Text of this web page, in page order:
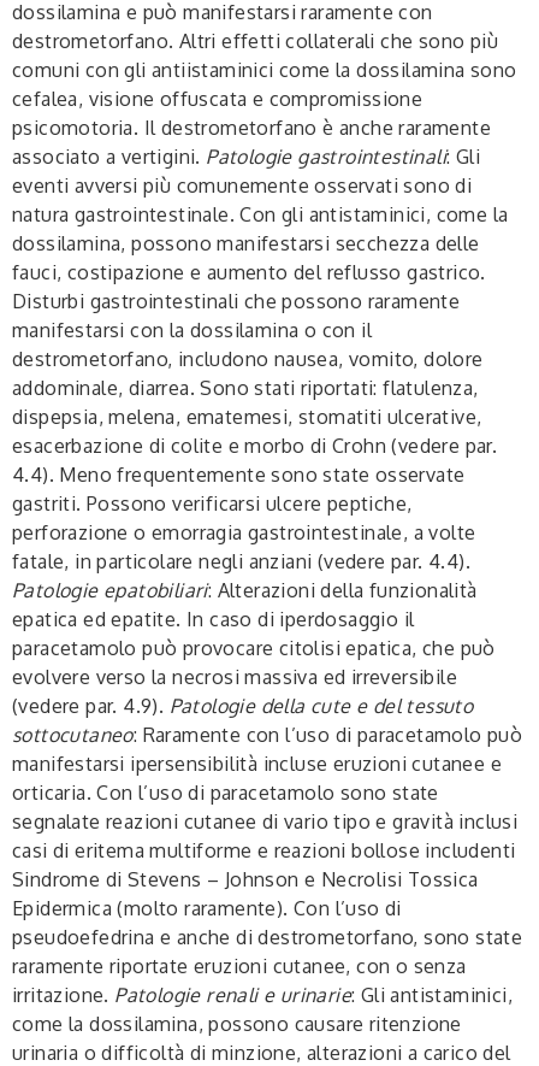
dossilamina e può manifestarsi raramente con
destrometorfano. Altri effetti collaterali che sono più
comuni con gli antiistaminici come la dossilamina sono
cefalea, visione offuscata e compromissione
psicomotoria. Il destrometorfano è anche raramente
associato a vertigini. Patologie gastrointestinali: Gli
eventi avversi più comunemente osservati sono di
natura gastrointestinale. Con gli antistaminici, come la
dossilamina, possono manifestarsi secchezza delle
fauci, costipazione e aumento del reflusso gastrico.
Disturbi gastrointestinali che possono raramente
manifestarsi con la dossilamina o con il
destrometorfano, includono nausea, vomito, dolore
addominale, diarrea. Sono stati riportati: flatulenza,
dispepsia, melena, ematemesi, stomatiti ulcerative,
esacerbazione di colite e morbo di Crohn (vedere par.
4.4). Meno frequentemente sono state osservate
gastriti. Possono verificarsi ulcere peptiche,
perforazione o emorragia gastrointestinale, a volte
fatale, in particolare negli anziani (vedere par. 4.4).
Patologie epatobiliari: Alterazioni della funzionalità
epatica ed epatite. In caso di iperdosaggio il
paracetamolo può provocare citolisi epatica, che può
evolvere verso la necrosi massiva ed irreversibile
(vedere par. 4.9). Patologie della cute e del tessuto
sottocutaneo: Raramente con l’uso di paracetamolo può
manifestarsi ipersensibilità incluse eruzioni cutanee e
orticaria. Con l’uso di paracetamolo sono state
segnalate reazioni cutanee di vario tipo e gravità inclusi
casi di eritema multiforme e reazioni bollose includenti
Sindrome di Stevens – Johnson e Necrolisi Tossica
Epidermica (molto raramente). Con l’uso di
pseudoefedrina e anche di destrometorfano, sono state
raramente riportate eruzioni cutanee, con o senza
irritazione. Patologie renali e urinarie: Gli antistaminici,
come la dossilamina, possono causare ritenzione
urinaria o difficoltà di minzione, alterazioni a carico del